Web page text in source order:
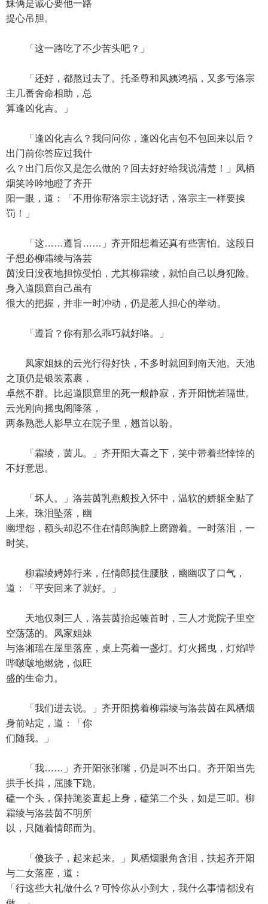
妹俩是诚心要他一路
提心吊胆。
「这一路吃了不少苦头吧？」
「还好，都熬过去了。托圣尊和凤姨鸿福，又多亏洛宗
主几番舍命相助，总
算逢凶化吉。」
「逢凶化吉么？我问问你，逢凶化吉包不包回来以后？
出门前你答应过我什
么？出门后你又是怎么做的？回去好好给我说清楚！」凤栖
烟笑吟吟地瞪了齐开
阳一眼，道：「不用你帮洛宗主说好话，洛宗主一样要挨
罚！」
「这……遵旨……」齐开阳想着还真有些害怕。这段日
子想必柳霜绫与洛芸
茵没日没夜地担惊受怕，尤其柳霜绫，就怕自己以身犯险。
身入道陨窟自己虽有
很大的把握，并非一时冲动，仍是惹人担心的举动。
「遵旨？你有那么乖巧就好咯。」
凤家姐妹的云光行得好快，不多时就回到南天池。天池
之顶仍是银装素裹，
卓然不群。比起道陨窟里的死一般静寂，齐开阳恍若隔世。
云光刚向摇曳阁降落，
两条熟悉人影早立在院子里，翘首以盼。
「霜绫，茵儿。」齐开阳大喜之下，笑中带着些悻悻的
不好意思。
「坏人。」洛芸茵乳燕般投入怀中，温软的娇躯全贴了
上来。珠泪坠落，幽
幽埋怨，额头却忍不住在情郎胸膛上磨蹭着。一时落泪，一
时笑。
柳霜绫娉婷行来，任情郎揽住腰肢，幽幽叹了口气，
道：「平安回来了就好。」
天地仅剩三人，洛芸茵抬起螓首时，三人才觉院子里空
空荡荡的。凤家姐妹
与洛湘瑶在屋里落座，桌上亮着一盏灯。灯火摇曳，灯焰哔
哔啵啵地燃烧，似旺
盛的生命力。
「我们进去说。」齐开阳携着柳霜绫与洛芸茵在凤栖烟
身前站定，道：「你
们随我。」
「我……」齐开阳张张嘴，仍是叫不出口。齐开阳当先
拱手长揖，屈膝下跪。
磕一个头，保持跪姿直起上身，磕第二个头，如是三叩。柳
霜绫与洛芸茵不明所
以，只随着情郎而为。
「傻孩子，起来起来。」凤栖烟眼角含泪，扶起齐开阳
与二女落座，道：
「行这些大礼做什么？可怜你从小到大，我什么事情都没有